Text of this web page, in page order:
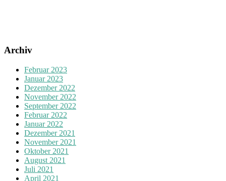
Archiv
Februar 2023
Januar 2023
Dezember 2022
November 2022
September 2022
Februar 2022
Januar 2022
Dezember 2021
November 2021
Oktober 2021
August 2021
Juli 2021
April 2021